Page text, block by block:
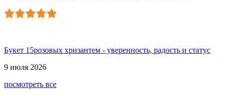
Букет 15розовых хризантем - уверенность, радость и статус
9 июля 2026
посмотреть все